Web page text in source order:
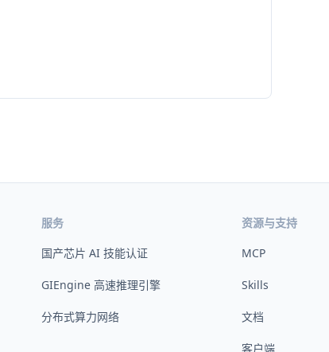
服务
国产芯片 AI 技能认证
GIEngine 高速推理引擎
分布式算力网络
资源与支持
MCP
Skills
文档
客户端